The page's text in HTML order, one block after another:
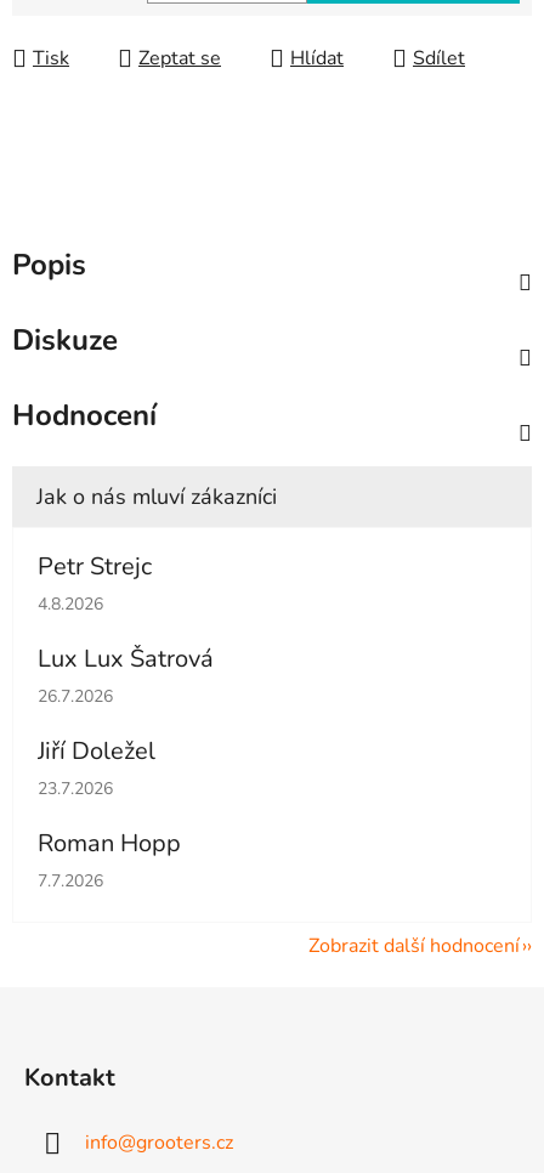
Tisk Zeptat se Hlídat Sdílet
Popis
Diskuze
Hodnocení
Petr Strejc
Hodnocení obchodu je 5 z 5 hvězdiček.
4.8.2026
Lux Lux Šatrová
Hodnocení obchodu je 5 z 5 hvězdiček.
26.7.2026
Jiří Doležel
Hodnocení obchodu je 5 z 5 hvězdiček.
23.7.2026
Roman Hopp
Hodnocení obchodu je 5 z 5 hvězdiček.
7.7.2026
Zobrazit další hodnocení
Kontakt
info@grooters.cz